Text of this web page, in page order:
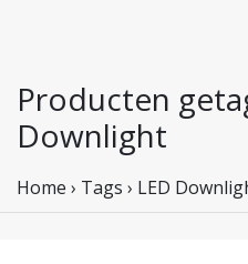
Producten
Downlight
Home › Tags › LED